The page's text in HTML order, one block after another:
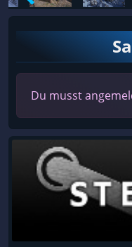
Du musst